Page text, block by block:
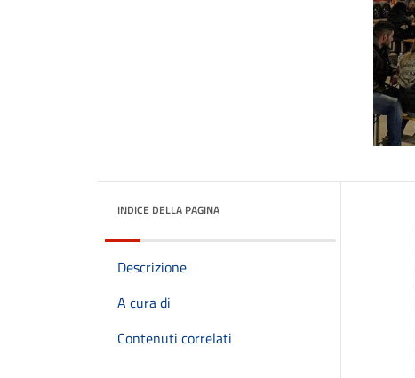
INDICE DELLA PAGINA
Descrizione
A cura di
Contenuti correlati